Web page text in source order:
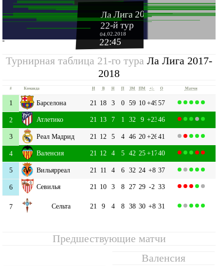
Ла Лига 2017-2018
22-й тур
04.02.2018
22:45
''
Турнирная таблица 21-го тура Ла Лига 2017-
2018
# Команда И В Н П ЗМ ПМ +|- О Матчи
1 Барселона 21 18 3 0 59 10+4957
2 Атлетико 21 13 7 1 32 9 +2346
3 Реал Мадрид 21 12 5 4 46 20+2641
4 Валенсия 21 12 4 5 42 25+1740
5 Вильярреал 21 11 4 6 32 24 +8 37
6 Севилья 21 10 3 8 27 29 -2 33
7 Сельта 21 9 4 8 38 30 +8 31
Предшествующие матчи
Валенсия